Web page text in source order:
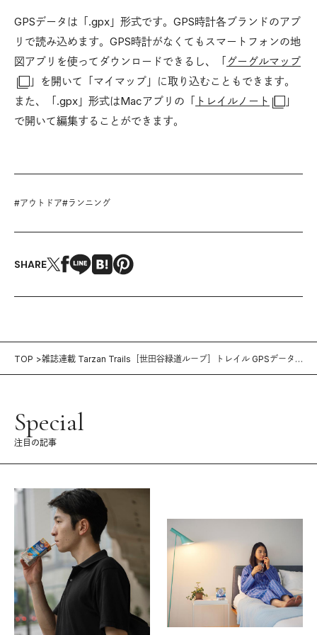
GPSデータは「.gpx」形式です。GPS時計各ブランドのアプ
リで読み込めます。GPS時計がなくてもスマートフォンの地
図アプリを使ってダウンロードできるし、「 グーグルマップ
」を開いて「マイマップ」に取り込むこともできます。
また、「.gpx」形式はMacアプリの「 トレイルノート
」
で開いて編集することができます。
#アウトドア#ランニング
SHARE
TOP
雑誌連載 Tarzan Trails［世田谷緑道ループ］トレイル GPSデータ
Special
注目の記事